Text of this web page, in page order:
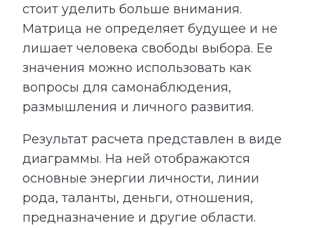
стоит уделить больше внимания.
Матрица не определяет будущее и не
лишает человека свободы выбора. Ее
значения можно использовать как
вопросы для самонаблюдения,
размышления и личного развития.
Результат расчета представлен в виде
диаграммы. На ней отображаются
основные энергии личности, линии
рода, таланты, деньги, отношения,
предназначение и другие области.